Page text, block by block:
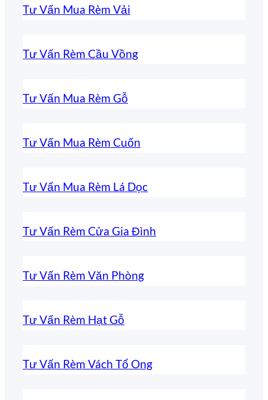
Tư Vấn Mua Rèm Vải
Tư Vấn Rèm Cầu Vồng
Tư Vấn Mua Rèm Gỗ
Tư Vấn Mua Rèm Cuốn
Tư Vấn Mua Rèm Lá Dọc
Tư Vấn Rèm Cửa Gia Đình
Tư Vấn Rèm Văn Phòng
Tư Vấn Rèm Hạt Gỗ
Tư Vấn Rèm Vách Tổ Ong